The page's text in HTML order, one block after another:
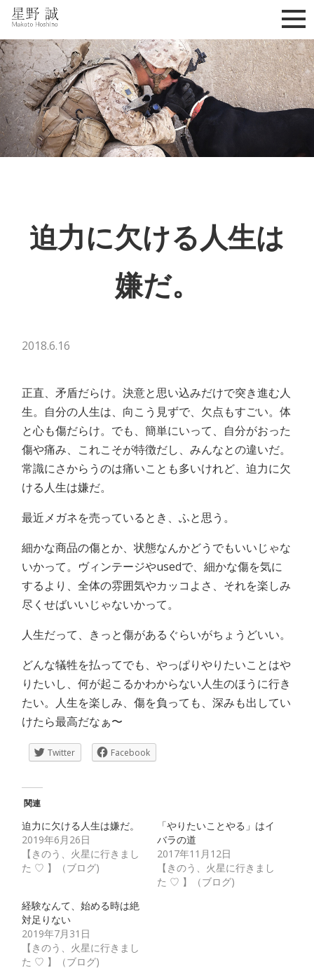
星野誠 makoto hoshino
迫力に欠ける人生は
嫌だ。
2018.6.16
正直、矛盾だらけ。決意と思い込みだけで突き進む人
生。自分の人生は、向こう見ずで、欠点もすごい。体
と心も傷だらけ。でも、簡単にいって、自分がおった
傷や痛み、これこそが特徴だし、みんなとの違いだ。
常識にさからうのは痛いことも多いけれど、迫力に欠
ける人生は嫌だ。
最近メガネを売っているとき、ふと思う。
細かな商品の傷とか、状態なんかどうでもいいじゃな
いかって。ヴィンテージやusedで、細かな傷を気に
するより、全体の雰囲気やカッコよさ、それを楽しみ
尽くせばいいじゃないかって。
人生だって、きっと傷があるぐらいがちょうどいい。
どんな犠牲を払ってでも、やっぱりやりたいことはや
りたいし、何が起こるかわからない人生のほうに行き
たい。人生を楽しみ、傷を負っても、深みも出してい
けたら最高だなぁ〜
Twitter Facebook
関連
迫力に欠ける人生は嫌だ。
2019年6月26日
【きのう、火星に行きまし
た ♡ 】（ブログ)
「やりたいことやる」はイ
バラの道
2017年11月12日
【きのう、火星に行きまし
た ♡ 】（ブログ)
経験なんて、始める時は絶
対足りない
2019年7月31日
【きのう、火星に行きまし
た ♡ 】（ブログ)